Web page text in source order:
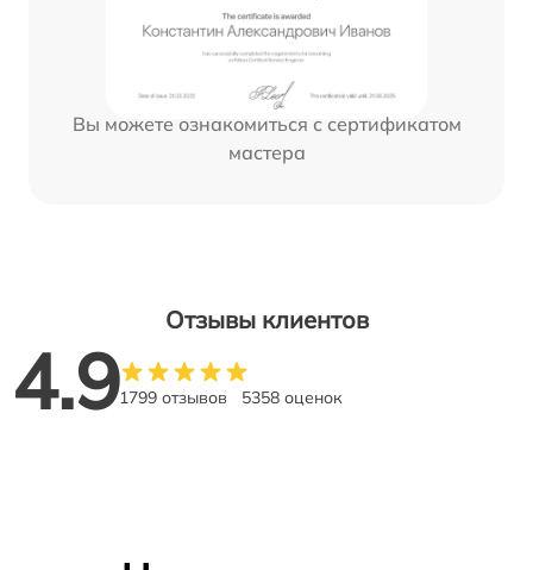
Вы можете ознакомиться с сертификатом
мастера
Отзывы клиентов
4.91799 отзывов 5358 оценок